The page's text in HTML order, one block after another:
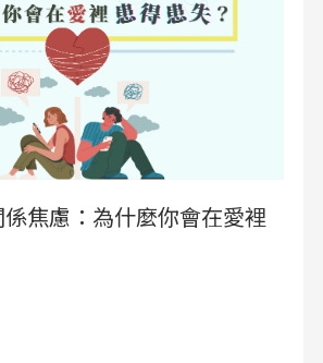
焦慮：為什麼你會在愛裡